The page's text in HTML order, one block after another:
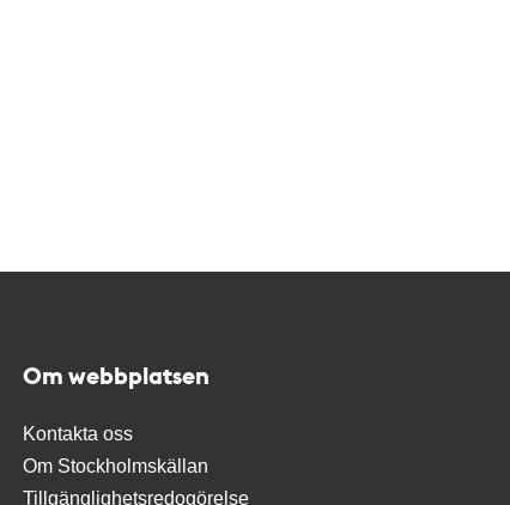
Om webbplatsen
Kontakta oss
Om Stockholmskällan
Tillgänglighetsredogörelse